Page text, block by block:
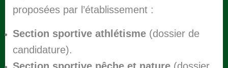
proposées par l’établissement :
Section sportive athlétisme (dossier de
candidature).